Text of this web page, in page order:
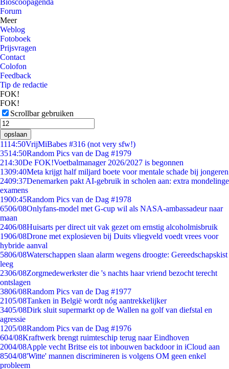
Bioscoopagenda
Forum
Meer
Weblog
Fotoboek
Prijsvragen
Contact
Colofon
Feedback
Tip de redactie
FOK!
FOK!
Scrollbar gebruiken
opslaan
1114:50VrijMiBabes #316 (not very sfw!)
3514:50Random Pics van de Dag #1979
214:30De FOK!Voetbalmanager 2026/2027 is begonnen
1309:40Meta krijgt half miljard boete voor mentale schade bij jongeren
2409:37Denemarken pakt AI-gebruik in scholen aan: extra mondelinge
examens
1900:45Random Pics van de Dag #1978
6506/08Onlyfans-model met G-cup wil als NASA-ambassadeur naar
maan
2406/08Huisarts per direct uit vak gezet om ernstig alcoholmisbruik
1906/08Drone met explosieven bij Duits vliegveld voedt vrees voor
hybride aanval
5806/08Waterschappen slaan alarm wegens droogte: Gereedschapskist
leeg
2306/08Zorgmedewerkster die 's nachts haar vriend bezocht terecht
ontslagen
3806/08Random Pics van de Dag #1977
2105/08Tanken in België wordt nóg aantrekkelijker
3405/08Dirk sluit supermarkt op de Wallen na golf van diefstal en
agressie
1205/08Random Pics van de Dag #1976
604/08Kraftwerk brengt ruimteschip terug naar Eindhoven
2004/08Apple vecht Britse eis tot inbouwen backdoor in iCloud aan
8504/08'Witte' mannen discrimineren is volgens OM geen enkel
probleem